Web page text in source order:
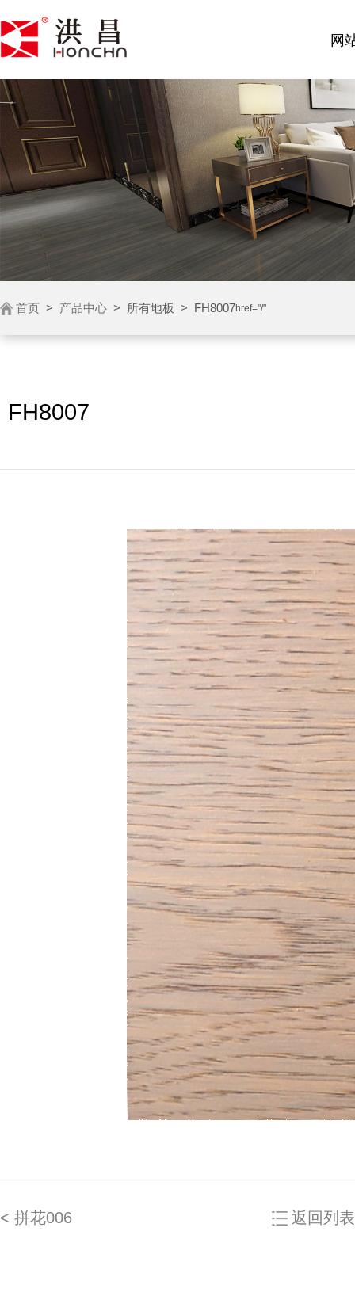
网
href="/"
首页 > 产品中心 > 所有地板 > FH8007
FH8007
< 拼花006 返回列表